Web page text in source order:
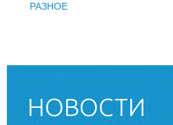
РАЗНОЕ
НОВОСТИ